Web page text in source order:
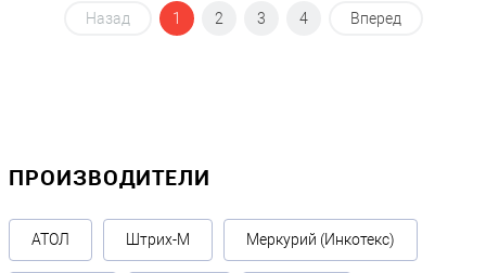
Назад 1 2 3 4 Вперед
ПРОИЗВОДИТЕЛИ
АТОЛ Штрих-М Меркурий (Инкотекс)